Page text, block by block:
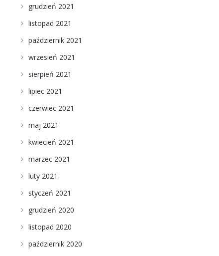
grudzień 2021
listopad 2021
październik 2021
wrzesień 2021
sierpień 2021
lipiec 2021
czerwiec 2021
maj 2021
kwiecień 2021
marzec 2021
luty 2021
styczeń 2021
grudzień 2020
listopad 2020
październik 2020